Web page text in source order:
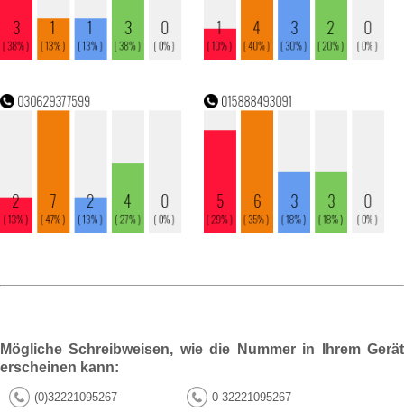
Mögliche Schreibweisen, wie die Nummer in Ihrem Gerät
erscheinen kann:
(0)32221095267 0-32221095267